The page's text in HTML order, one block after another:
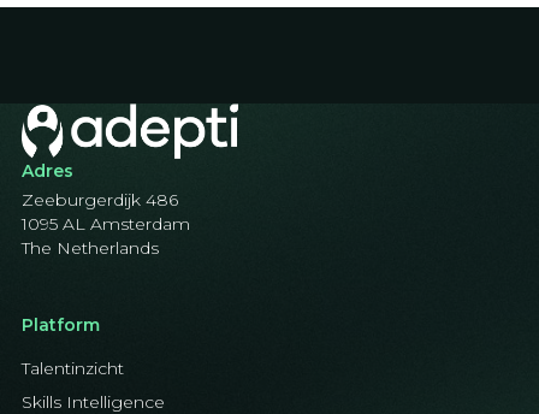
Adres
Zeeburgerdijk 486
1095 AL Amsterdam
The Netherlands
Platform
Talentinzicht
Skills Intelligence